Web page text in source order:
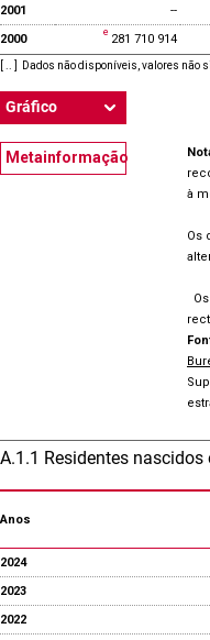
2001
--
2000
281 710 914
Dados não disponíveis, valores não
Gráfico
Metainformação
à
Os
A.1.1 Residentes
Anos
2024
2023
2022